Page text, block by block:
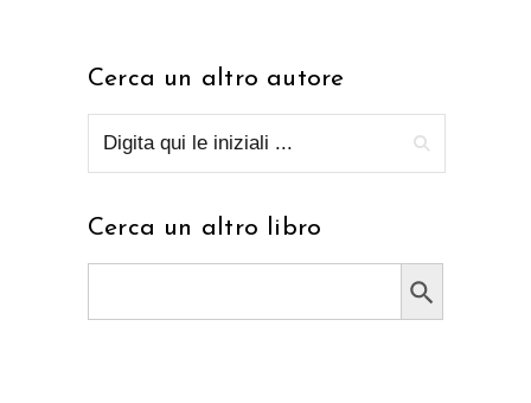
Cerca un altro autore
Cerca un altro libro
Search Button